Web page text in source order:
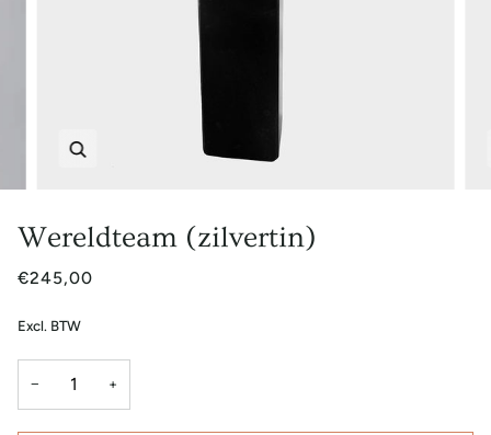
Wereldteam (zilvertin)
€245,00
Excl. BTW
− +